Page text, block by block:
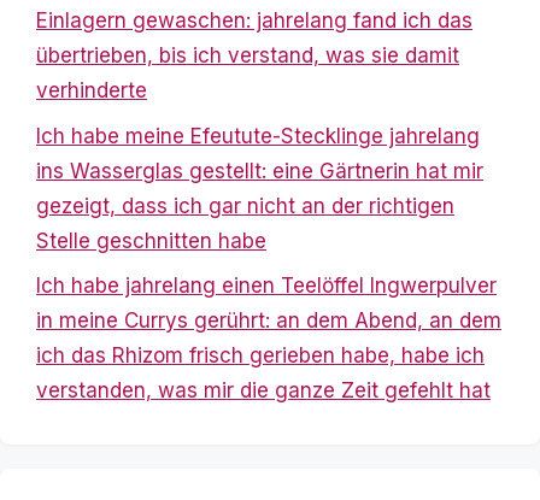
Einlagern gewaschen: jahrelang fand ich das
übertrieben, bis ich verstand, was sie damit
verhinderte
Ich habe meine Efeutute-Stecklinge jahrelang
ins Wasserglas gestellt: eine Gärtnerin hat mir
gezeigt, dass ich gar nicht an der richtigen
Stelle geschnitten habe
Ich habe jahrelang einen Teelöffel Ingwerpulver
in meine Currys gerührt: an dem Abend, an dem
ich das Rhizom frisch gerieben habe, habe ich
verstanden, was mir die ganze Zeit gefehlt hat